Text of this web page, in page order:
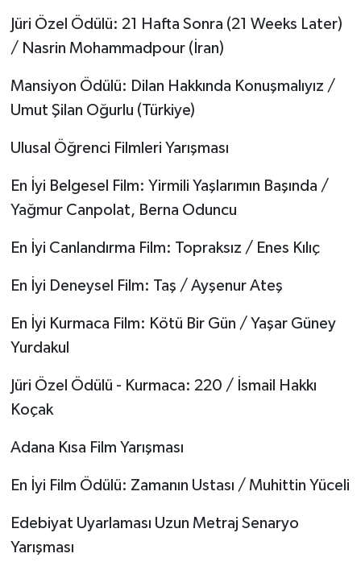
Jüri Özel Ödülü: 21 Hafta Sonra (21 Weeks Later)
/ Nasrin Mohammadpour (İran)
Mansiyon Ödülü: Dilan Hakkında Konuşmalıyız /
Umut Şilan Oğurlu (Türkiye)
Ulusal Öğrenci Filmleri Yarışması
En İyi Belgesel Film: Yirmili Yaşlarımın Başında /
Yağmur Canpolat, Berna Oduncu
En İyi Canlandırma Film: Topraksız / Enes Kılıç
En İyi Deneysel Film: Taş / Ayşenur Ateş
En İyi Kurmaca Film: Kötü Bir Gün / Yaşar Güney
Yurdakul
Jüri Özel Ödülü - Kurmaca: 220 / İsmail Hakkı
Koçak
Adana Kısa Film Yarışması
En İyi Film Ödülü: Zamanın Ustası / Muhittin Yüceli
Edebiyat Uyarlaması Uzun Metraj Senaryo
Yarışması